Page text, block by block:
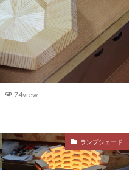
74view
ランプシェード